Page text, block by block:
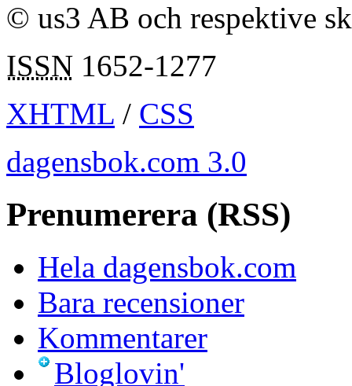
© us3 AB och respektive
ISSN 1652-1277
XHTML / CSS
dagensbok.com 3.0
Prenumerera (RSS)
Hela dagensbok.com
Bara recensioner
Kommentarer
Bloglovin'